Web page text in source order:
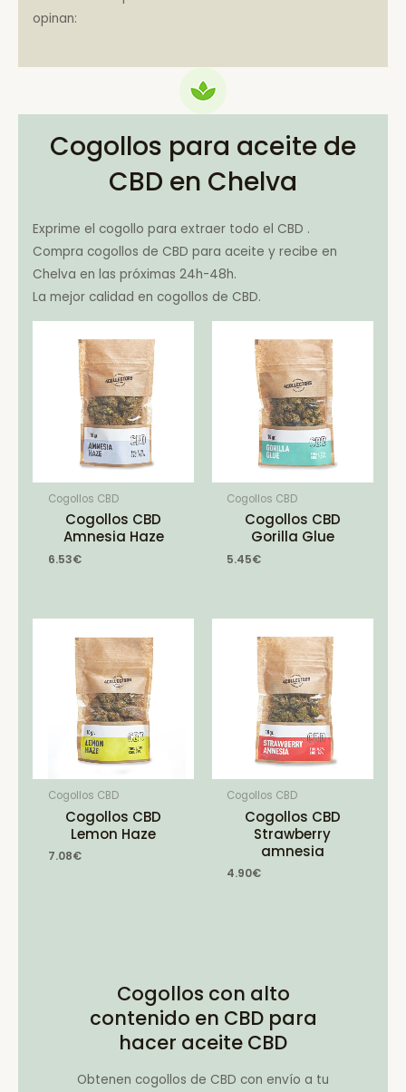
opinan:
Cogollos para aceite de
CBD en Chelva
Exprime el cogollo para extraer todo el CBD .
Compra cogollos de CBD para aceite y recibe en
Chelva en las próximas 24h-48h.
La mejor calidad en cogollos de CBD.
Cogollos CBD
Cogollos CBD
Amnesia Haze
6.53€
Cogollos CBD
Cogollos CBD
Gorilla Glue
5.45€
Cogollos CBD
Cogollos CBD
Lemon Haze
7.08€
Cogollos CBD
Cogollos CBD
Strawberry
amnesia
4.90€
Cogollos con alto
contenido en CBD para
hacer aceite CBD
Obtenen cogollos de CBD con envío a tu